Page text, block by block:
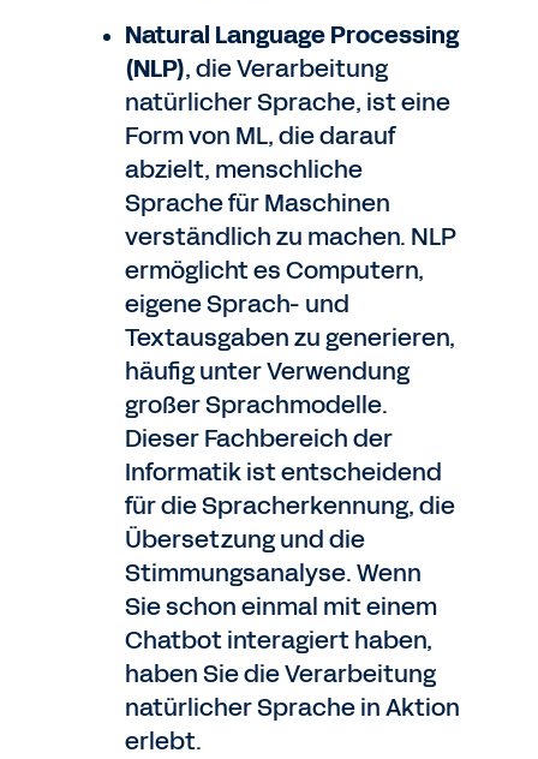
Natural Language Processing
(NLP), die Verarbeitung
natürlicher Sprache, ist eine
Form von ML, die darauf
abzielt, menschliche
Sprache für Maschinen
verständlich zu machen. NLP
ermöglicht es Computern,
eigene Sprach- und
Textausgaben zu generieren,
häufig unter Verwendung
großer Sprachmodelle.
Dieser Fachbereich der
Informatik ist entscheidend
für die Spracherkennung, die
Übersetzung und die
Stimmungsanalyse. Wenn
Sie schon einmal mit einem
Chatbot interagiert haben,
haben Sie die Verarbeitung
natürlicher Sprache in Aktion
erlebt.